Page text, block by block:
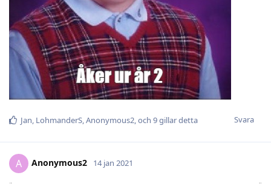
Svara
Jan, LohmanderS,Anonymous2, och 9gillar detta
A Anonymous2 14 jan 2021